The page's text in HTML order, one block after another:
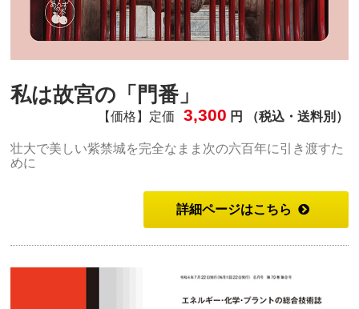
私は故宮の「門番」
【価格】定価 3,300 円 （税込・送料別）
壮大で美しい紫禁城を完全なまま次の六百年に引き渡すた
めに
詳細ページはこちら